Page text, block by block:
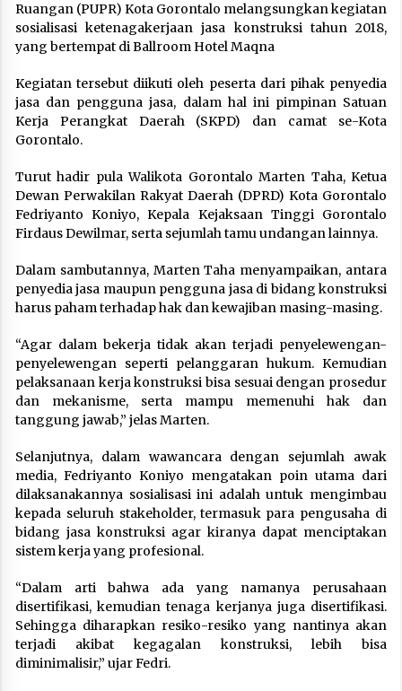
Ruangan (PUPR) Kota Gorontalo melangsungkan kegiatan
sosialisasi ketenagakerjaan jasa konstruksi tahun 2018,
yang bertempat di Ballroom Hotel Maqna
Kegiatan tersebut diikuti oleh peserta dari pihak penyedia
jasa dan pengguna jasa, dalam hal ini pimpinan Satuan
Kerja Perangkat Daerah (SKPD) dan camat se-Kota
Gorontalo.
Turut hadir pula Walikota Gorontalo Marten Taha, Ketua
Dewan Perwakilan Rakyat Daerah (DPRD) Kota Gorontalo
Fedriyanto Koniyo, Kepala Kejaksaan Tinggi Gorontalo
Firdaus Dewilmar, serta sejumlah tamu undangan lainnya.
Dalam sambutannya, Marten Taha menyampaikan, antara
penyedia jasa maupun pengguna jasa di bidang konstruksi
harus paham terhadap hak dan kewajiban masing-masing.
“Agar dalam bekerja tidak akan terjadi penyelewengan-
penyelewengan seperti pelanggaran hukum. Kemudian
pelaksanaan kerja konstruksi bisa sesuai dengan prosedur
dan mekanisme, serta mampu memenuhi hak dan
tanggung jawab,” jelas Marten.
Selanjutnya, dalam wawancara dengan sejumlah awak
media, Fedriyanto Koniyo mengatakan poin utama dari
dilaksanakannya sosialisasi ini adalah untuk mengimbau
kepada seluruh stakeholder, termasuk para pengusaha di
bidang jasa konstruksi agar kiranya dapat menciptakan
sistem kerja yang profesional.
“Dalam arti bahwa ada yang namanya perusahaan
disertifikasi, kemudian tenaga kerjanya juga disertifikasi.
Sehingga diharapkan resiko-resiko yang nantinya akan
terjadi akibat kegagalan konstruksi, lebih bisa
diminimalisir,” ujar Fedri.